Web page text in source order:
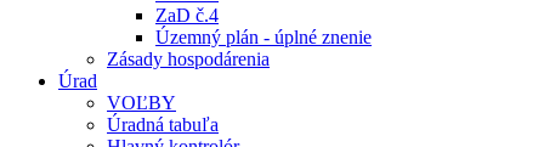
ZaD č.4
Územný plán - úplné znenie
Zásady hospodárenia
Úrad
VOĽBY
Úradná tabuľa